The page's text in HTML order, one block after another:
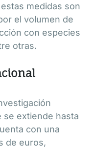
medidas son
el volumen de
con especies
otras.
se extiende hasta
con una
de euros,